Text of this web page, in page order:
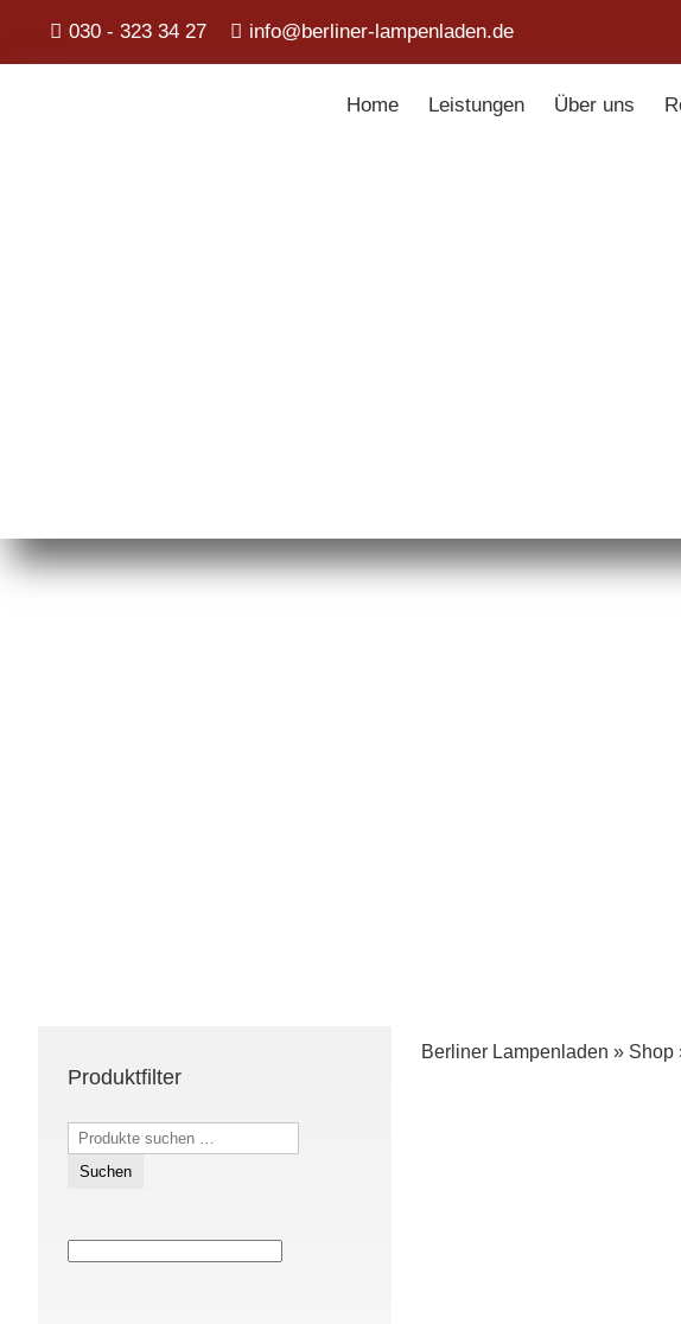
030 - 323 34 27 info@berliner-lampenladen.de
Home Leistungen Über uns
Produktfilter
Suchen
nach:
Suchen
Berliner Lampenladen » Shop